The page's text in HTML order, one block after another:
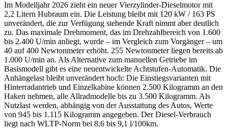
Im Modelljahr 2026 zieht ein neuer Vierzylinder-Dieselmotor mit
2,2 Litern Hubraum ein. Die Leistung bleibt mit 120 kW / 163 PS
unverändert, die zur Verfügung stehende Kraft nimmt aber deutlich
zu. Das maximale Drehmoment, das im Drehzahlbereich von 1.600
bis 2.400 U/min anliegt, wurde – im Vergleich zum Vorgänger – um
40 auf 400 Newtonmeter erhöht. 255 Newtonmeter liegen bereits ab
1.000 U/min an. Als Alternative zum manuellen Getriebe im
Basismodell gibt es eine neuentwickelte Achtstufen-Automatik. Die
Anhängelast bleibt unverändert hoch: Die Einstiegsvarianten mit
Hinterradantrieb und Einzelkabine können 2.500 Kilogramm an den
Haken nehmen, alle Allradmodelle bis zu 3.500 Kilogramm. Als
Nutzlast werden, abhängig von der Ausstattung des Autos, Werte
von 945 bis 1.115 Kilogramm angegeben. Der Diesel-Verbrauch
liegt nach WLTP-Norm bei 8,6 bis 9,1 l/100km.